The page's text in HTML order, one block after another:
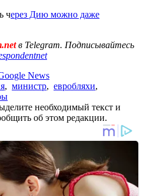
через Дию можно даже
в Telegram. Подписывайтесь
News
, министр, евробляхи,
необходимый текст и
об этом редакции.